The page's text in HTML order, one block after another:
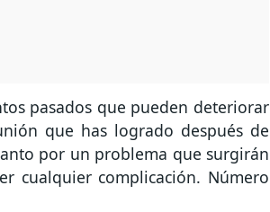
pasados que pueden deteriorar
que has logrado después de
por un problema que surgirán
cualquier complicación. Número